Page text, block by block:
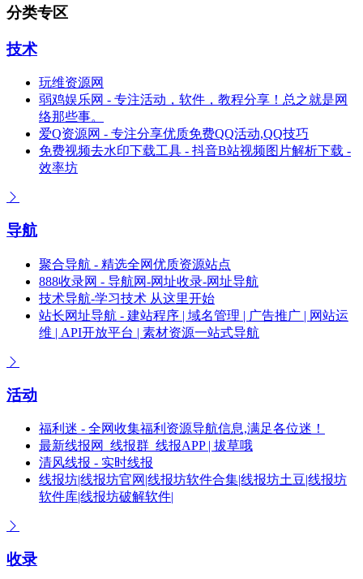
分类专区
技术
玩维资源网
弱鸡娱乐网 - 专注活动，软件，教程分享！总之就是网
络那些事。
爱Q资源网 - 专注分享优质免费QQ活动,QQ技巧
免费视频去水印下载工具 - 抖音B站视频图片解析下载 -
效率坊
导航
聚合导航 - 精选全网优质资源站点
888收录网 - 导航网-网址收录-网址导航
技术导航-学习技术 从这里开始
站长网址导航 - 建站程序 | 域名管理 | 广告推广 | 网站运
维 | API开放平台 | 素材资源一站式导航
活动
福利迷 - 全网收集福利资源导航信息,满足各位迷！
最新线报网_线报群_线报APP | 拔草哦
清风线报 - 实时线报
线报坊|线报坊官网|线报坊软件合集|线报坊土豆|线报坊
软件库|线报坊破解软件|
收录